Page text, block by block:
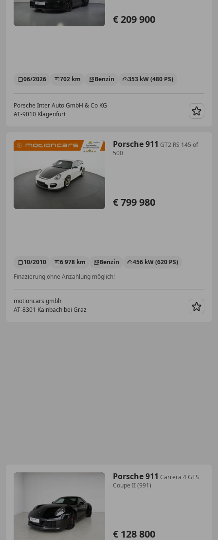
€ 209 900
06/2026 702 km Benzin 353 kW (480 PS)
Porsche Inter Auto GmbH & Co KG
AT-9010 Klagenfurt
Porsche 911 GT2 RS 145 of
500
€ 799 980
10/2010 6 978 km Benzin
456 kW (620 PS)
Finazierung ohne Anzahlung möglich!
motioncars gmbh
AT-8301 Kainbach bei Graz
Porsche 911 Carrera 4 GTS
Coupe II (991)
€ 128 800